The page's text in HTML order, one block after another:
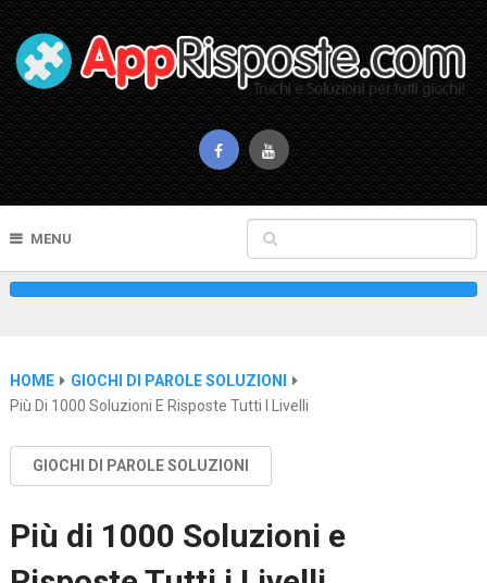
MENU
HOME
GIOCHI DI PAROLE SOLUZIONI
Più Di 1000 Soluzioni E Risposte Tutti I Livelli
GIOCHI DI PAROLE SOLUZIONI
Più di 1000 Soluzioni e